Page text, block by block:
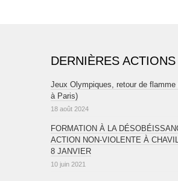
DERNIÈRES ACTIONS
Jeux Olympiques, retour de flamme
à Paris)
18 août 2024
FORMATION À LA
ACTION NON-VIOLENTE À
8 JANVIER
10 juin 2021